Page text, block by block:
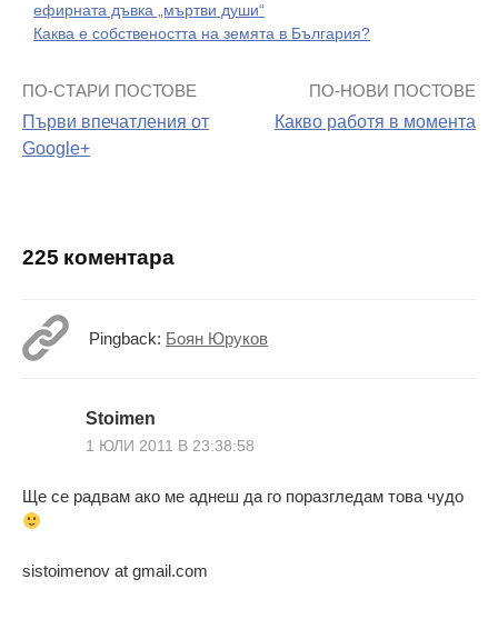
ефирната дъвка „мъртви души“
Каква е собствеността на земята в България?
Навигация
на
ПО-СТАРИ ПОСТОВЕ
Първи впечатления от
Google+
ПО-НОВИ ПОСТОВЕ
Какво работя в момента
225 коментара
Pingback: Боян Юруков
Stoimen
1 ЮЛИ 2011 В 23:38:58
Ще се радвам ако ме аднеш да го поразгледам това чудо
sistoimenov at gmail.com